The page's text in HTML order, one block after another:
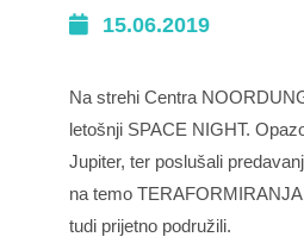
15.06.2019
Na strehi Centra
letošnji SPACE NIGHT.
Jupiter, ter poslušali
na temo
tudi prijetno podružili.